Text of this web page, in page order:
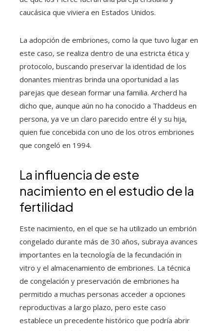
caucásica que viviera en Estados Unidos.
La adopción de embriones, como la que tuvo lugar en
este caso, se realiza dentro de una estricta ética y
protocolo, buscando preservar la identidad de los
donantes mientras brinda una oportunidad a las
parejas que desean formar una familia. Archerd ha
dicho que, aunque aún no ha conocido a Thaddeus en
persona, ya ve un claro parecido entre él y su hija,
quien fue concebida con uno de los otros embriones
que congeló en 1994.
La influencia de este
nacimiento en el estudio de la
fertilidad
Este nacimiento, en el que se ha utilizado un embrión
congelado durante más de 30 años, subraya avances
importantes en la tecnología de la fecundación in
vitro y el almacenamiento de embriones. La técnica
de congelación y preservación de embriones ha
permitido a muchas personas acceder a opciones
reproductivas a largo plazo, pero este caso
establece un precedente histórico que podría abrir